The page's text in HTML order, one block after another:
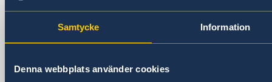
Samtycke Information
Denna webbplats använder cookies
Ambasada e Suedisë
Adresa